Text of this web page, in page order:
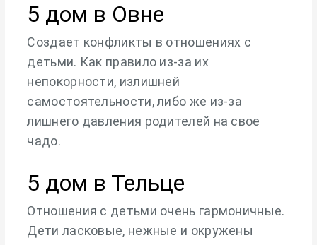
5 дом в Овне
Создает конфликты в отношениях с
детьми. Как правило из-за их
непокорности, излишней
самостоятельности, либо же из-за
лишнего давления родителей на свое
чадо.
5 дом в Тельце
Отношения с детьми очень гармоничные.
Дети ласковые, нежные и окружены